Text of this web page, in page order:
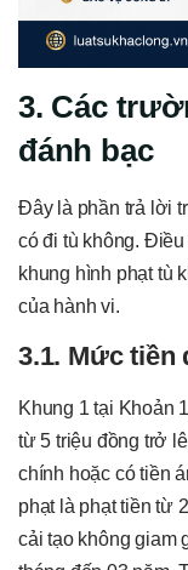
3. Các
đánh bạc
Đây là phần trả lời
có đi tù không.
khung hình phạt tù
của hành vi.
3.1. Mức tiền
Khung 1 tại Khoản
từ 5 triệu đồng trở
chính hoặc có tiền
phạt là phạt tiền từ
cải tạo không giam